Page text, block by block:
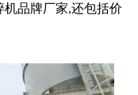
机品牌厂家,还包括价